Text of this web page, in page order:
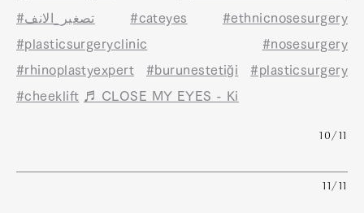
#تصغير_الانف
#cateyes
#ethnicnosesurgery
#plasticsurgeryclinic
#nosesurgery
#rhinoplastyexpert
#burunestetiği
#plasticsurgery
#cheeklift
♬ CLOSE MY EYES - Ki
10/11
11/11